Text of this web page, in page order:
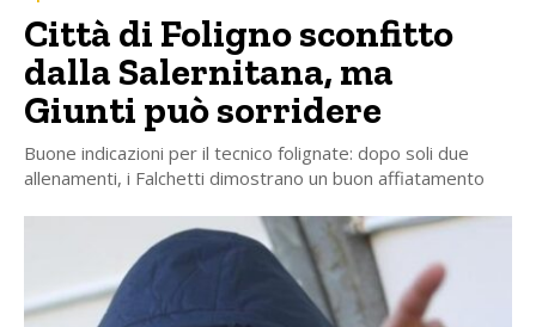
Città di Foligno sconfitto
dalla Salernitana, ma
Giunti può sorridere
Buone indicazioni per il tecnico folignate: dopo soli due
allenamenti, i Falchetti dimostrano un buon affiatamento